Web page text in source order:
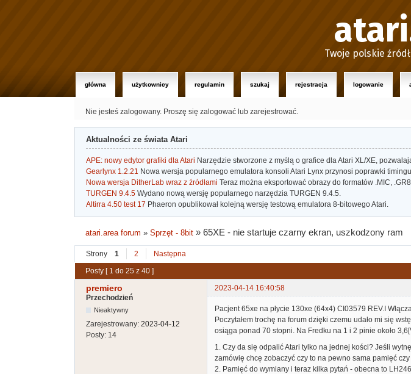
Twoje polskie
główna użytkownicy regulamin szukaj rejestracja logowanie
Nie jesteś zalogowany. Proszę się zalogować lub zarejestrować.
Aktualności ze świata Atari
APE: nowy edytor grafiki dla Atari Narzędzie stworzone z myślą o grafice dla Atari XL/XE,
Gearlynx 1.2.21 Nowa wersja popularnego emulatora konsoli Atari Lynx przynosi poprawki
Nowa wersja DitherLab wraz z źródłami Teraz można eksportować obrazy do formatów .MIC,
TURGEN 9.4.5 Wydano nową wersję popularnego narzędzia TURGEN 9.4.5.
Altirra 4.50 test 17 Phaeron opublikował kolejną wersję testową emulatora 8-bitowego Atari.
atari.area forum »Sprzęt - 8bit »65XE - nie startuje czarny ekran, uszkodzony ram
Strony 1 2 Następna
Posty [ 1 do 25 z 40 ]
premiero
2023-04-14 16:40:58
Przechodzień
Nieaktywny
Zarejestrowany: 2023-04-12
Posty: 14
Pacjent 65xe na płycie 130xe (64x4) CI03579 REV.I
Poczytałem trochę na forum dzięki czemu udało mi się
osiąga ponad 70 stopni. Na Fredku na 1 i 2 pinie około
1. Czy da się odpalić Atari tylko na jednej kości? Jeśli
zamówię chcę zobaczyć czy to na pewno sama pamięć
2. Pamięć do wymiany i teraz kilka pytań - obecna to